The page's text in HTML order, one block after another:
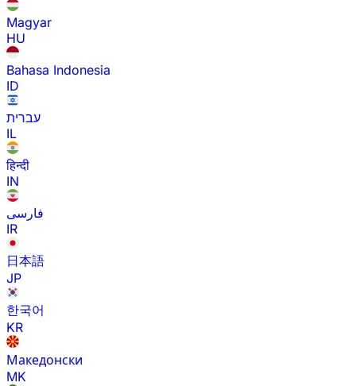
Magyar
HU
Bahasa Indonesia
ID
עברית
IL
हिन्दी
IN
فارسی
IR
日本語
JP
한국어
KR
Македонски
MK